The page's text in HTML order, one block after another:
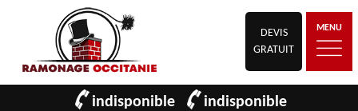
DEVIS
GRATUIT
MENU
indisponible indisponible